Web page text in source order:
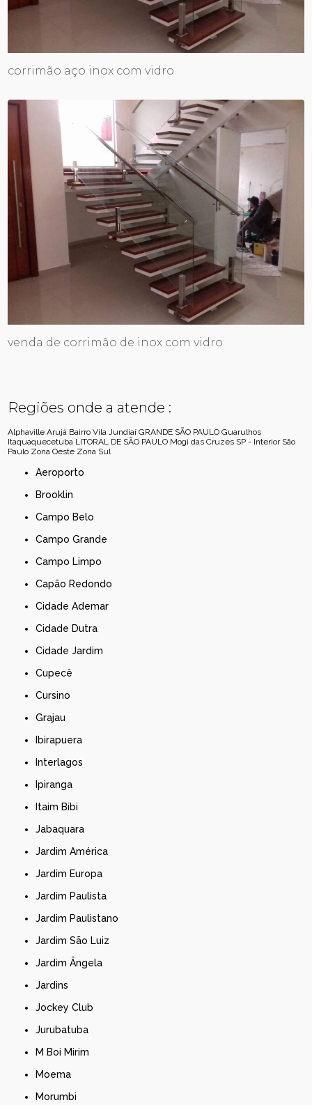
corrimão aço inox com vidro
venda de corrimão de inox com vidro
Regiões onde a atende :
Alphaville Arujá Bairro Vila Jundiaí GRANDE SÃO PAULO Guarulhos
Itaquaquecetuba LITORAL DE SÃO PAULO Mogi das Cruzes SP - Interior São
Paulo Zona Oeste Zona Sul
Aeroporto
Brooklin
Campo Belo
Campo Grande
Campo Limpo
Capão Redondo
Cidade Ademar
Cidade Dutra
Cidade Jardim
Cupecê
Cursino
Grajau
Ibirapuera
Interlagos
Ipiranga
Itaim Bibi
Jabaquara
Jardim América
Jardim Europa
Jardim Paulista
Jardim Paulistano
Jardim São Luiz
Jardim Ângela
Jardins
Jockey Club
Jurubatuba
M Boi Mirim
Moema
Morumbi